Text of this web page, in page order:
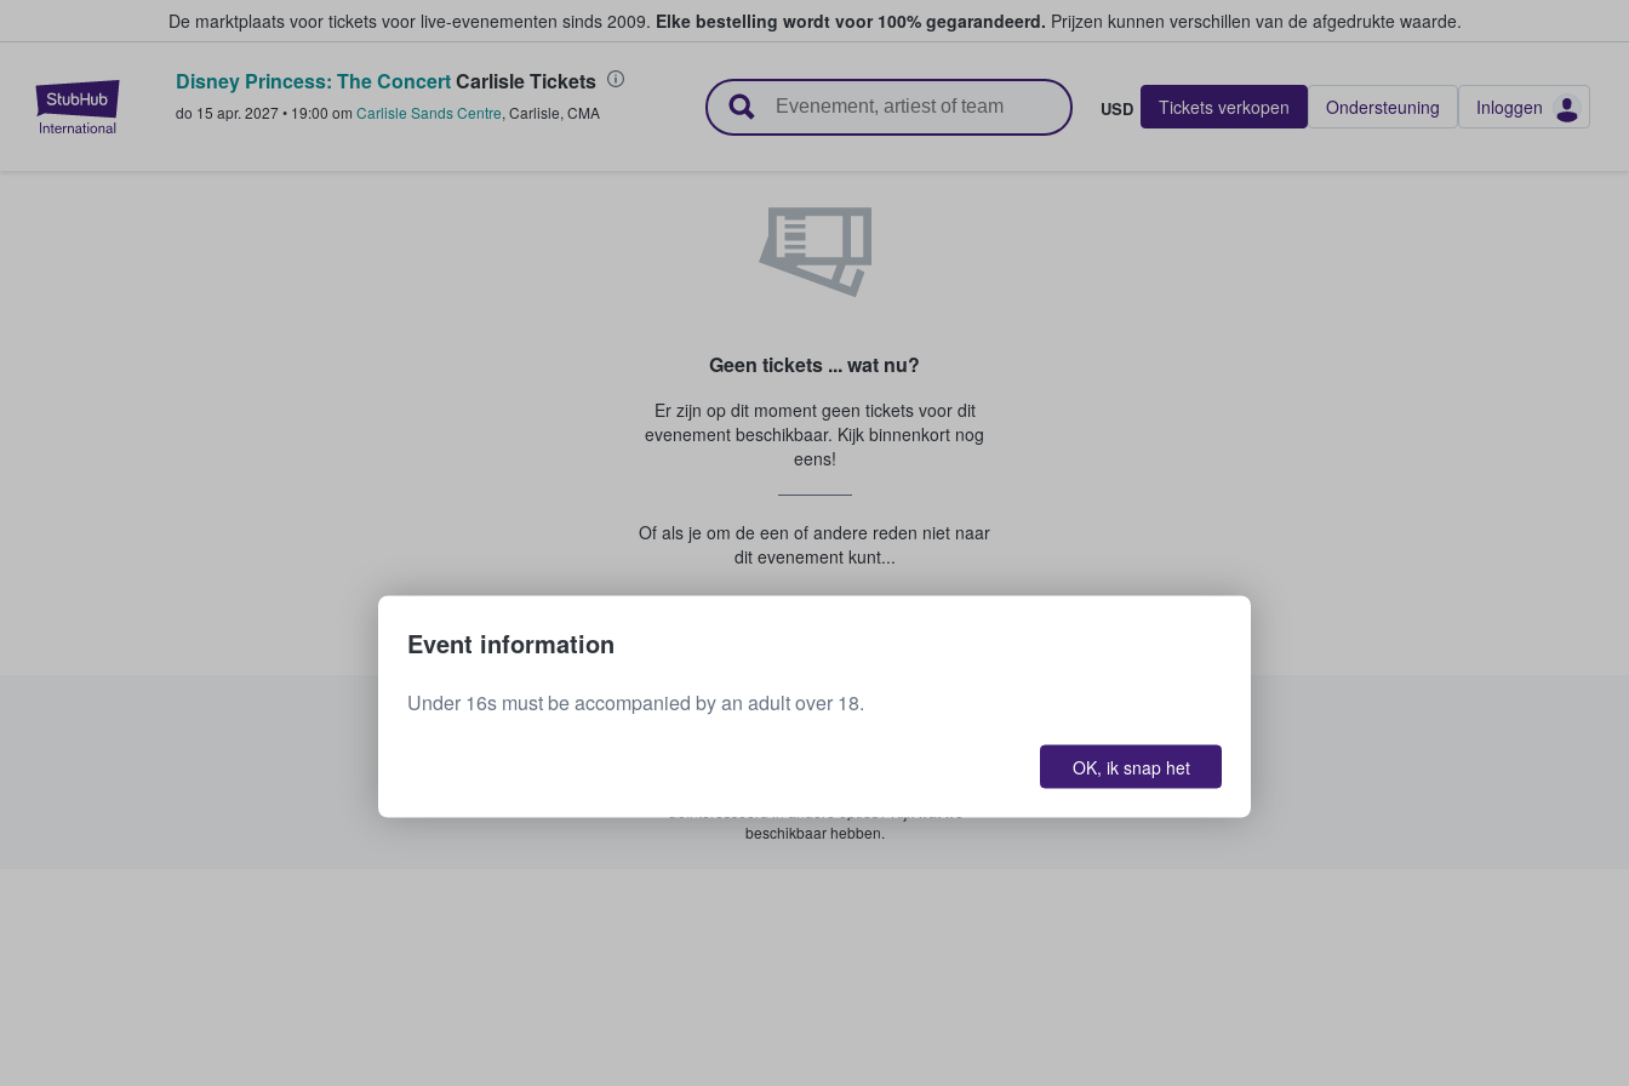
De marktplaats voor tickets voor live-evenementen sinds 2009. Elke bestelling wordt voor 100% gegarandeerd. Prijzen kunnen verschillen van de afgedrukte waarde.
StubHub: waar fans tickets kopen en verkopen
Disney Princess: The ConcertCarlisle Tickets
do 15 apr. 2027• 19:00 om Carlisle Sands Centre, Carlisle, CMA USD Tickets verkopen Ondersteuning Inloggen
Geen tickets ... wat nu?
Er zijn op dit moment geen tickets voor dit
evenement beschikbaar. Kijk binnenkort nog
eens!
Of als je om de een of andere reden niet naar
dit evenement kunt...
beschikbaar hebben.
Event information
Under 16s must be accompanied by an adult over 18.
OK, ik snap het